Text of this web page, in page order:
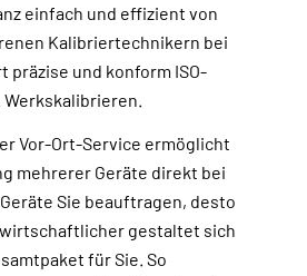
einfach und effizient von
Kalibriertechnikern bei
präzise und konform ISO-
Werkskalibrieren.
Vor-Ort-Service ermöglicht
mehrerer Geräte direkt bei
Sie beauftragen, desto
gestaltet sich
für Sie. So